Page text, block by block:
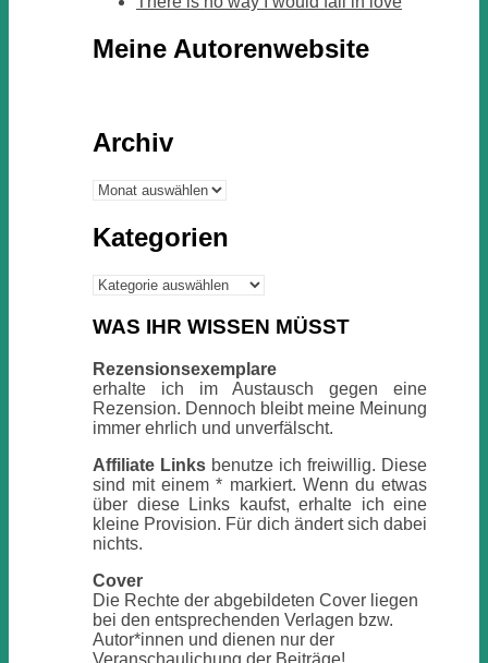
Meine Autorenwebsite
Archiv
Archiv
Kategorien
Kategorien
WAS IHR WISSEN MÜSST
Rezensionsexemplare
erhalte ich im Austausch gegen eine
Rezension. Dennoch bleibt meine Meinung
immer ehrlich und unverfälscht.
Affiliate Links benutze ich freiwillig. Diese
sind mit einem * markiert. Wenn du etwas
über diese Links kaufst, erhalte ich eine
kleine Provision. Für dich ändert sich dabei
nichts.
Cover
Die Rechte der abgebildeten Cover liegen
bei den entsprechenden Verlagen bzw.
Autor*innen und dienen nur der
Veranschaulichung der Beiträge!